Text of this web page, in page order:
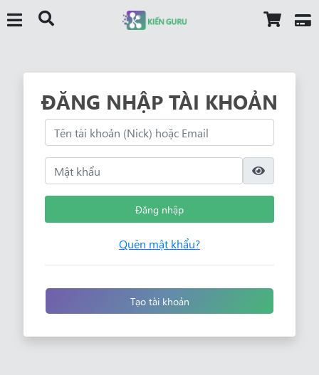
ĐĂNG NHẬP TÀI KHOẢN
Đăng nhập
Quên mật khẩu?
Tạo tài khoản